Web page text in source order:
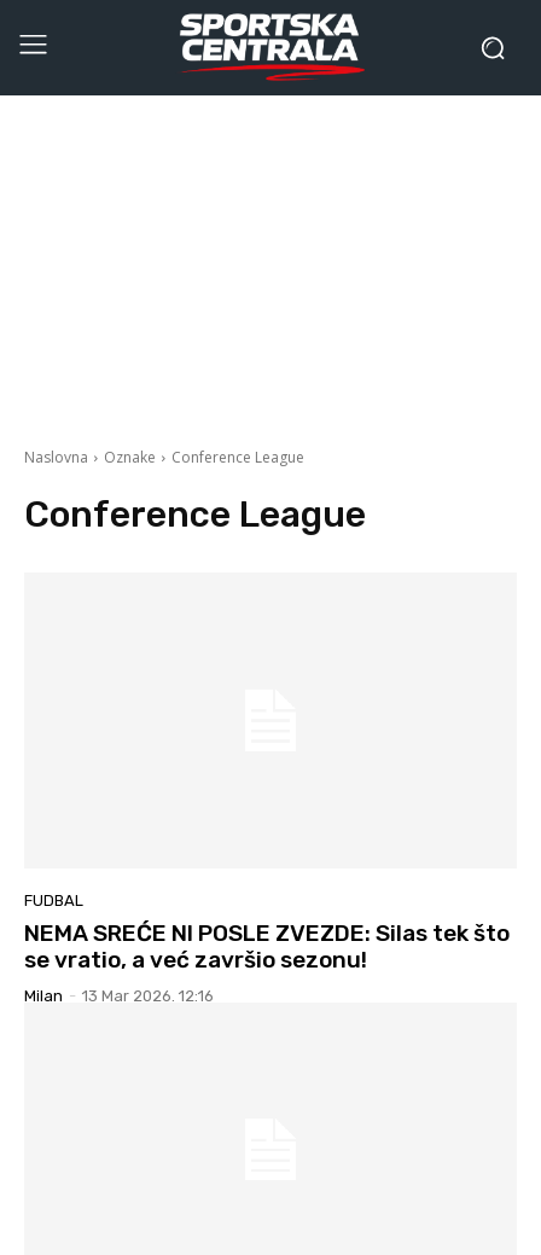
Naslovna Oznake Conference League
Conference League
FUDBAL
NEMA SREĆE NI POSLE ZVEZDE: Silas tek što
se vratio, a već završio sezonu!
Milan - 13 Mar 2026. 12:16